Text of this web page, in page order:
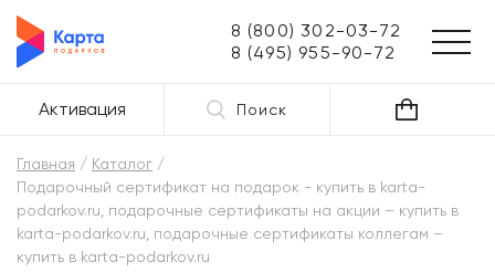
8 (800) 302-03-72
8 (495) 955-90-72
Активация Поиск
Главная
Каталог
Подарочный сертификат на подарок - купить в karta-
podarkov.ru, подарочные сертификаты на акции – купить в
karta-podarkov.ru, подарочные сертификаты коллегам –
купить в karta-podarkov.ru